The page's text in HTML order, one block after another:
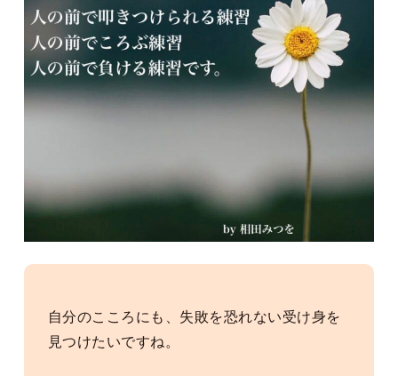
自分のこころにも、失敗を恐れない受け身を
見つけたいですね。